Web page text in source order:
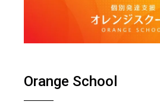
Orange School